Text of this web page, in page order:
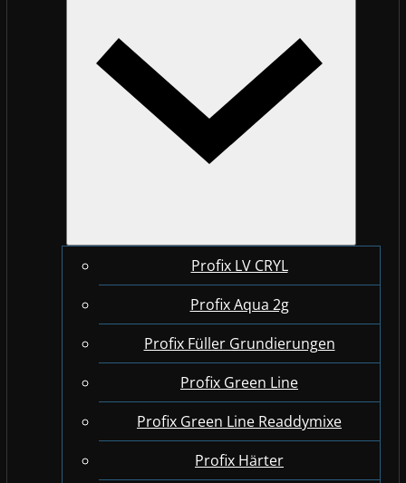
Profix LV CRYL
Profix Aqua 2g
Profix Füller Grundierungen
Profix Green Line
Profix Green Line Readdymixe
Profix Härter